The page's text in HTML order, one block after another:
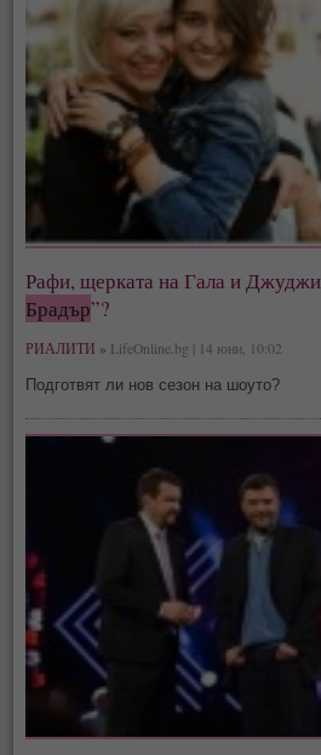
Рафи, щерката на Гала и
Брадър”?
РИАЛИТИ » LifeOnline.bg | 14 юни, 10:02
Подготвят ли нов сезон на шоуто?